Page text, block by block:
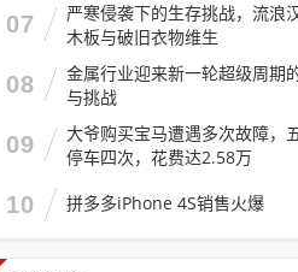
07
严寒侵袭下的生存挑战，流浪
木板与破旧衣物维生
08
金属行业迎来新一轮超级周期
与挑战
09
大爷购买宝马遭遇多次故障，
停车四次，花费达2.58万
10 拼多多iPhone 4S销售火爆